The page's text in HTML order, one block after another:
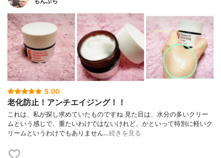
5.00
老化防止！アンチエイジング！！
これは、私が探し求めていたものですね 見た目は、水分の多いクリー
ムという感じで、重たいわけではないけれど、かといって特別に軽いク
リームというわけでもありません…続きを見る